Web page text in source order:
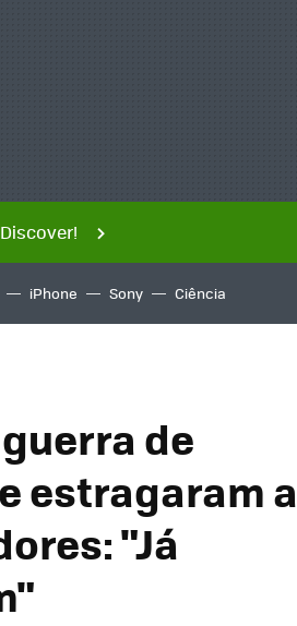
iPhone Sony Ciência
de
estragaram a
"Já